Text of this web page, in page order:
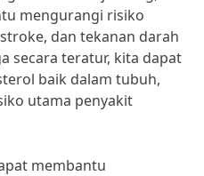
mengurangi risiko
dan tekanan darah
secara teratur, kita dapat
baik dalam tubuh,
utama penyakit
membantu